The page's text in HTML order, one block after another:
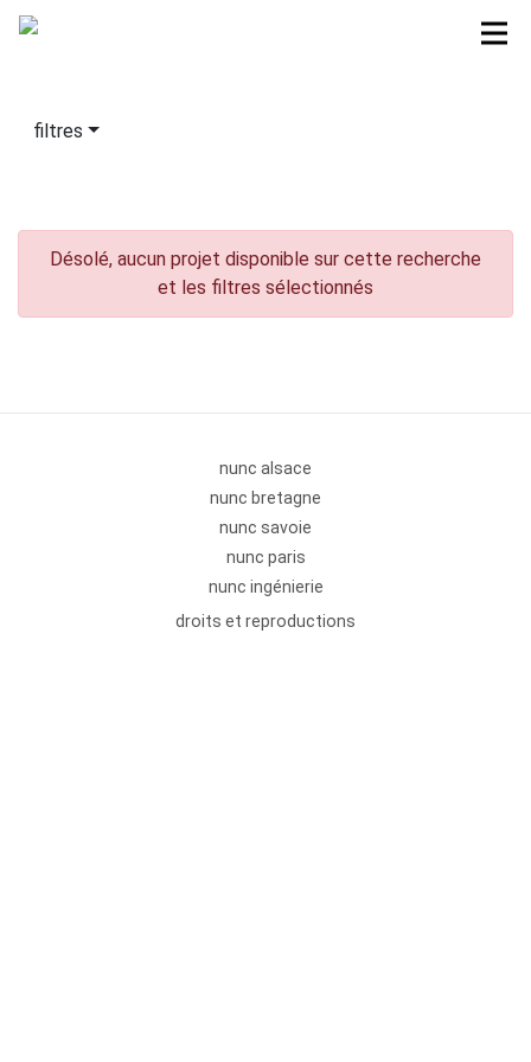
filtres
Désolé, aucun projet disponible sur cette recherche
et les filtres sélectionnés
nunc alsace
nunc bretagne
nunc savoie
nunc paris
nunc ingénierie
droits et reproductions